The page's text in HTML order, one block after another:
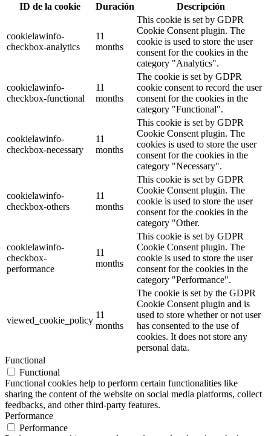
ID de la cookie
Duración Descripción
cookielawinfo-
checkbox-analytics
11
months
This cookie is set by GDPR
Cookie Consent plugin. The
cookie is used to store the user
consent for the cookies in the
category "Analytics".
cookielawinfo-
checkbox-functional
11
months
The cookie is set by GDPR
cookie consent to record the user
consent for the cookies in the
category "Functional".
cookielawinfo-
checkbox-necessary
11
months
This cookie is set by GDPR
Cookie Consent plugin. The
cookies is used to store the user
consent for the cookies in the
category "Necessary".
cookielawinfo-
checkbox-others
11
months
This cookie is set by GDPR
Cookie Consent plugin. The
cookie is used to store the user
consent for the cookies in the
category "Other.
cookielawinfo-
checkbox-
performance
11
months
This cookie is set by GDPR
Cookie Consent plugin. The
cookie is used to store the user
consent for the cookies in the
category "Performance".
viewed_cookie_policy
11
months
The cookie is set by the GDPR
Cookie Consent plugin and is
used to store whether or not user
has consented to the use of
cookies. It does not store any
personal data.
Functional
Functional
Functional cookies help to perform certain functionalities like
sharing the content of the website on social media platforms, collect
feedbacks, and other third-party features.
Performance
Performance